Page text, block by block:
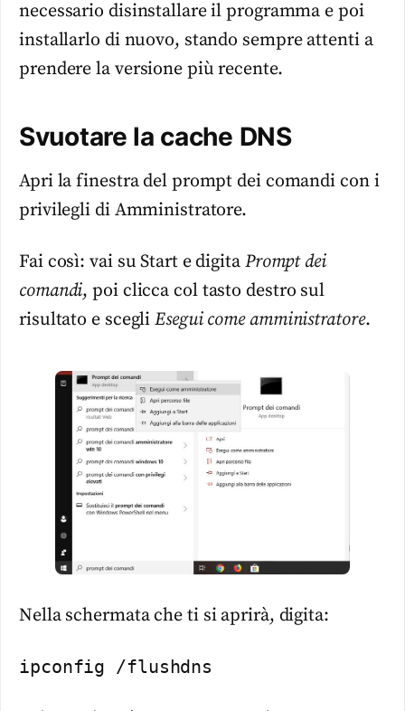
necessario disinstallare il programma e poi
installarlo di nuovo, stando sempre attenti a
prendere la versione più recente.
Svuotare la cache DNS
Apri la finestra del prompt dei comandi con i
privilegli di Amministratore.
Fai così: vai su Start e digita Prompt dei
comandi, poi clicca col tasto destro sul
risultato e scegliEsegui come amministratore.
Nella schermata che ti si aprirà, digita:
ipconfig /flushdns